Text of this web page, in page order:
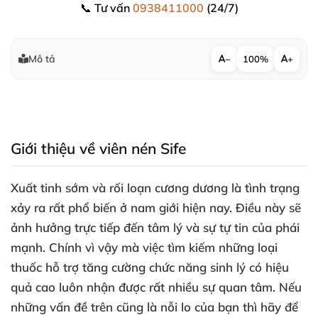
📞 Tư vấn 0938411000 (24/7)
Mô tả − 100% +
Giới thiệu về viên nén Sife
Xuất tinh sớm và rối loạn cương dương là tình trạng
xảy ra rất phổ biến ở nam giới hiện nay. Điều này sẽ
ảnh hưởng trực tiếp đến tâm lý và sự tự tin của phái
mạnh. Chính vì vậy mà việc tìm kiếm những loại
thuốc hỗ trợ tăng cường chức năng sinh lý có hiệu
quả cao luôn nhận được rất nhiều sự quan tâm. Nếu
những vấn đề trên cũng là nỗi lo của bạn thì hãy để